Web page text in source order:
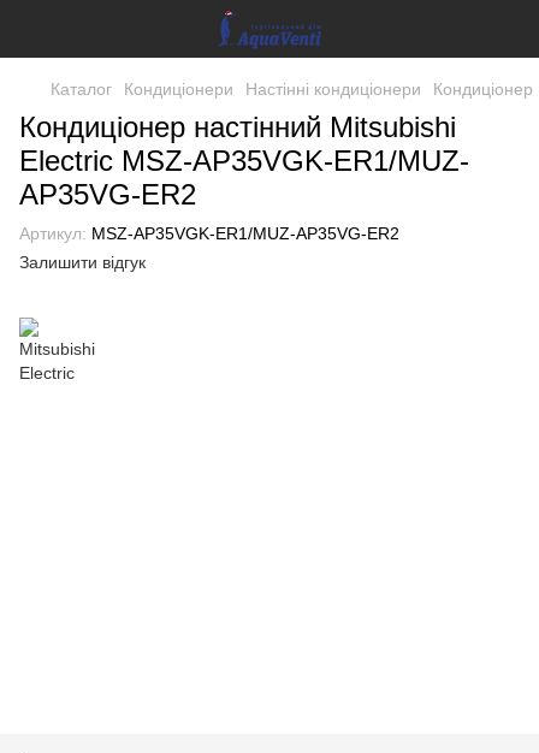
Каталог Кондиціонери Настінні кондиціонери
Кондиціонер настінний Mitsubishi
Electric MSZ-AP35VGK-ER1/MUZ-
AP35VG-ER2
Артикул: MSZ-AP35VGK-ER1/MUZ-AP35VG-ER2
Залишити відгук